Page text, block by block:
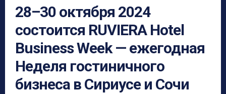
28–30 октября 2024
состоится RUVIERA Hotel
Business Week — ежегодная
Неделя гостиничного
бизнеса в Сириусе и Сочи